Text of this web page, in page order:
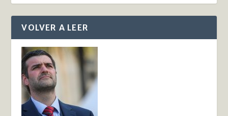
VOLVER A LEER